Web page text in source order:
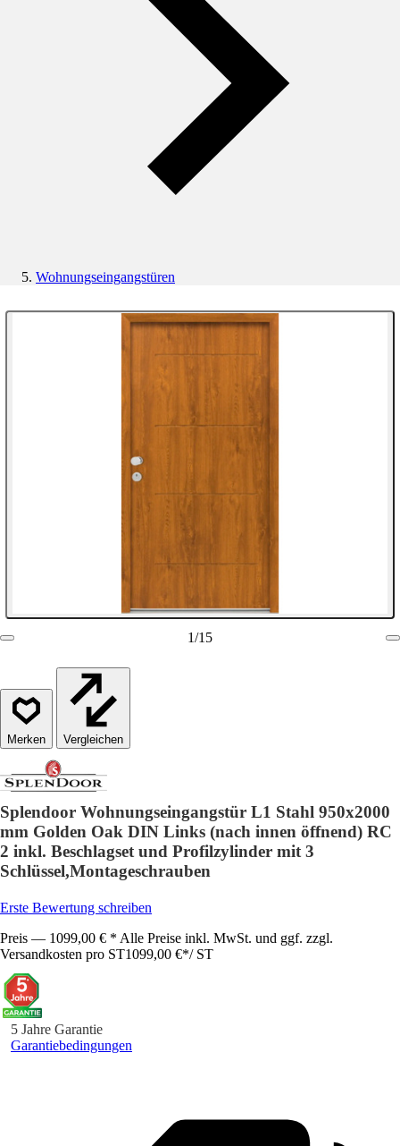
Wohnungseingangstüren
1/15
Vergleichen
Splendoor Wohnungseingangstür L1 Stahl 950x2000
mm Golden Oak DIN Links (nach innen öffnend) RC
2 inkl. Beschlagset und Profilzylinder mit 3
Schlüssel,Montageschrauben
Erste Bewertung schreiben
Preis — 1099,00 € * Alle Preise inkl. MwSt. und ggf. zzgl.
Versandkosten pro ST1099,00 €*/ ST
5 Jahre Garantie
Garantiebedingungen